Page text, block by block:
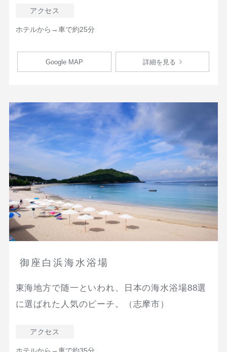
アクセス
ホテルから→車で約25分
Google MAP 詳細を見る
御座白浜海水浴場
東海地方で随一といわれ、日本の海水浴場88選
に選ばれた人気のビーチ。（志摩市）
アクセス